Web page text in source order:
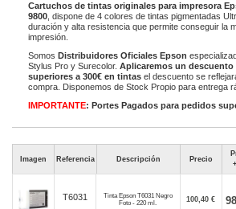
Cartuchos de tintas originales para impresora
9800 , dispone de 4 colores de tintas pigmentadas
duración y alta resistencia que permite conseguir la
impresión.
Somos Distribuidores Oficiales Epson
Stylus Pro y Surecolor. Aplicaremos un descuento
superiores a 300€ en tintas el descuento se
compra. Disponemos de Stock Propio para entrega
IMPORTANTE: Portes Pagados para pedidos
Imagen Referencia Descripción Precio
T6031
Tinta Epson T6031 Negro
Foto - 220 ml.
100,40 €